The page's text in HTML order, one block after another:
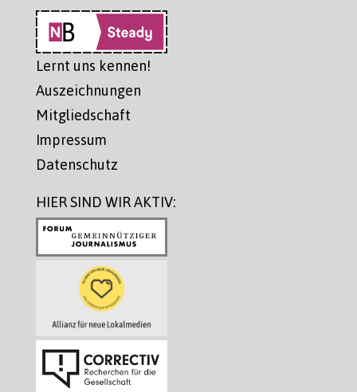
Lernt uns kennen!
Auszeichnungen
Mitgliedschaft
Impressum
Datenschutz
HIER SIND WIR AKTIV: